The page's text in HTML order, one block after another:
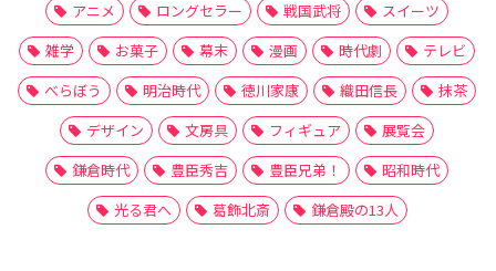
アニメ
ロングセラー 戦国武将
スイーツ
雑学
お菓子 幕末 漫画 時代劇
テレビ
べらぼう
明治時代 徳川家康 織田信長
抹茶
デザイン
文房具 フィギュア
展覧会
鎌倉時代
豊臣秀吉 豊臣兄弟！
昭和時代
光る君へ
葛飾北斎 鎌倉殿の13人